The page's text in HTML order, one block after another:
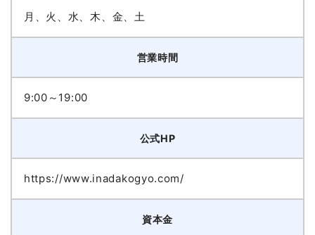
月、火、水、木、金、土
営業時間
9:00～19:00
公式HP
https://www.inadakogyo.com/
資本金